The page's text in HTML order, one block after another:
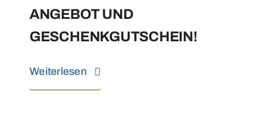
ANGEBOT UND
GESCHENKGUTSCHEIN!
Weiterlesen